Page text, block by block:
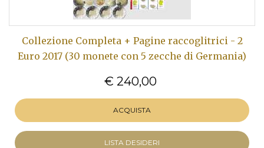
Collezione Completa + Pagine raccoglitrici - 2
Euro 2017 (30 monete con 5 zecche di Germania)
€ 240,00
ACQUISTA
LISTA DESIDERI